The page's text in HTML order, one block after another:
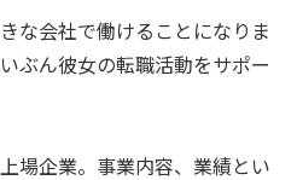
な会社で働けることになりま
ぶん彼女の転職活動をサポー
場企業。事業内容、業績とい